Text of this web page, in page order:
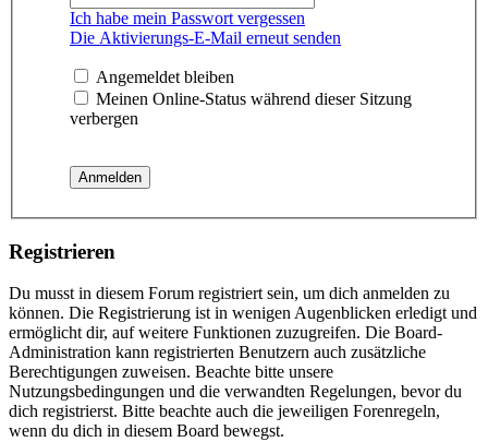
Ich habe mein Passwort vergessen
Die Aktivierungs-E-Mail erneut senden
Angemeldet bleiben
Meinen Online-Status während dieser Sitzung
verbergen
Registrieren
Du musst in diesem Forum registriert sein, um dich anmelden zu
können. Die Registrierung ist in wenigen Augenblicken erledigt und
ermöglicht dir, auf weitere Funktionen zuzugreifen. Die Board-
Administration kann registrierten Benutzern auch zusätzliche
Berechtigungen zuweisen. Beachte bitte unsere
Nutzungsbedingungen und die verwandten Regelungen, bevor du
dich registrierst. Bitte beachte auch die jeweiligen Forenregeln,
wenn du dich in diesem Board bewegst.